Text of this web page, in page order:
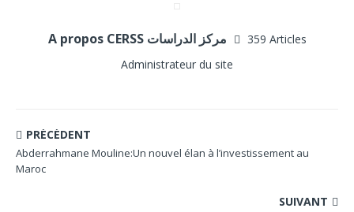
359 Articles
Administrateur du site
PRÉCÉDENT
Abderrahmane Mouline:Un nouvel élan à l’investissement au
Maroc
SUIVANT